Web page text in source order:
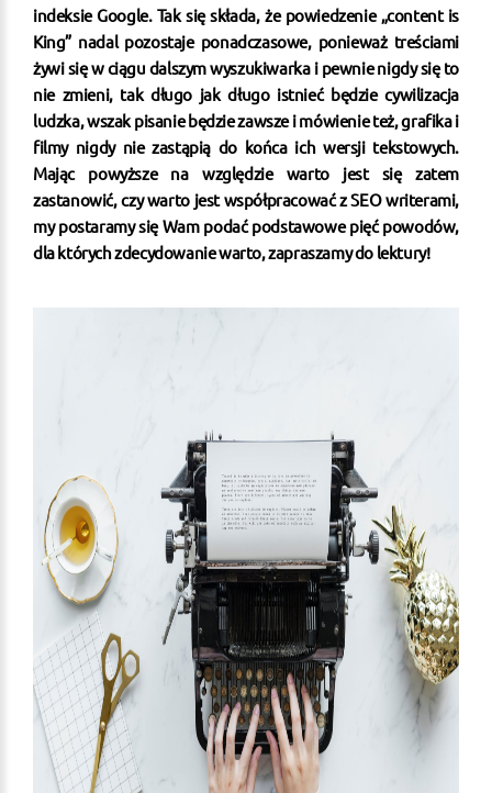
indeksie Google. Tak się składa, że powiedzenie „content is
King” nadal pozostaje ponadczasowe, ponieważ treściami
żywi się w ciągu dalszym wyszukiwarka i pewnie nigdy się to
nie zmieni, tak długo jak długo istnieć będzie cywilizacja
ludzka, wszak pisanie będzie zawsze i mówienie też, grafika i
filmy nigdy nie zastąpią do końca ich wersji tekstowych.
Mając powyższe na względzie warto jest się zatem
zastanowić, czy warto jest współpracować z SEO writerami,
my postaramy się Wam podać podstawowe pięć powodów,
dla których zdecydowanie warto, zapraszamy do lektury!